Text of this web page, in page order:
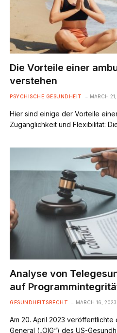
Die Vorteile einer
verstehen
PSYCHISCHE GESUNDHEIT MARCH
Hier sind einige der Vorteile
Zugänglichkeit und Flexibilität:
Analyse von
auf
GESUNDHEITSRECHT MARCH 16, 2023
Am 20. April 2023
General („OIG“) des US-